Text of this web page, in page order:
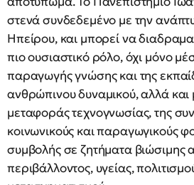
στενά συνδεδεμένο με την
Ηπείρου, και μπορεί να
πιο ουσιαστικό ρόλο, όχι μόνο
παραγωγής γνώσης και της
ανθρώπινου δυναμικού, αλλά και
μεταφοράς τεχνογνωσίας, της
κοινωνικούς και παραγωγικούς
συμβολής σε ζητήματα βιώσιμης
περιβάλλοντος, υγείας,